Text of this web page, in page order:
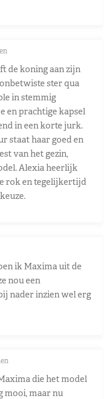
de koning aan zijn
ster qua
in stemmig
en prachtige kapsel
in een korte jurk.
staat haar goed en
van het gezin,
Alexia heerlijk
rok en tegelijkertijd
ik Maxima uit de
nou een
nader inzien wel erg
die het model
mooi, maar nu